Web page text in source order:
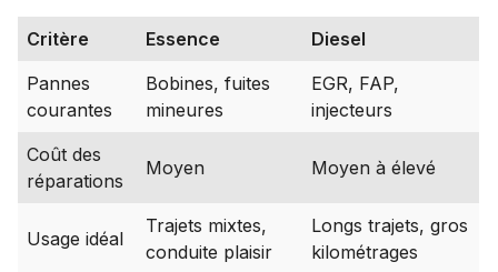
Critère Essence
Diesel
Pannes
courantes
Bobines, fuites
mineures
EGR, FAP,
injecteurs
Coût des
réparations
Moyen Moyen à élevé
Usage idéal
Trajets mixtes,
conduite plaisir
Longs trajets, gros
kilométrages